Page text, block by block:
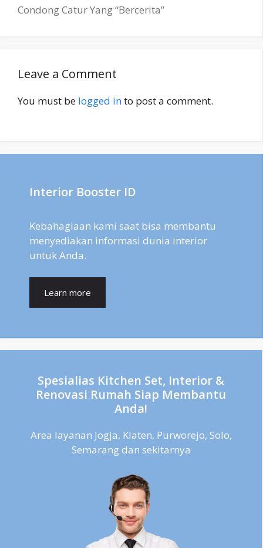
Condong Catur Yang “Bercerita”
Leave a Comment
You must be logged into post a comment.
Interior Booster ID
Kebahagiaan kami saat bisa membantu
menyediakan informasi dunia interior
untuk Anda.
Learn more
Spesialias Kitchen Set, Interior &
Renovasi Rumah Siap Membantu
Anda!
Area layanan Jogja, Klaten, Purworejo, Solo,
Semarang dan sekitarnya